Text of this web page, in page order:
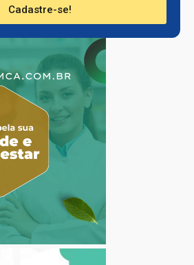
Cadastre-se!